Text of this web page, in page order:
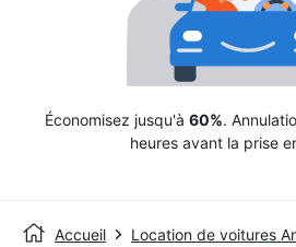
Économisez jusqu'à 60%.
heures avant la prise
Accueil Location de voitures